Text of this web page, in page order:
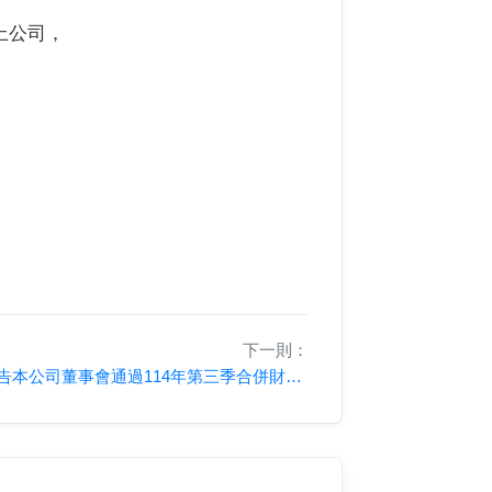
司，
下一則：
公告本公司董事會通過114年第三季合併財務報告